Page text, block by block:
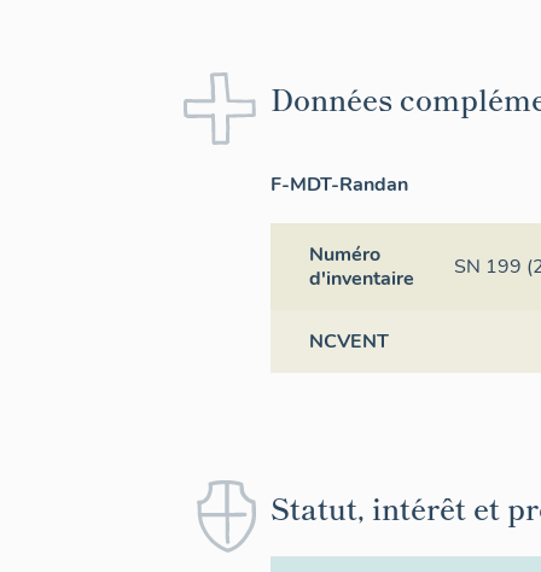
Données
F-MDT-Randan
Numéro
d'inventaire
SN 199
NCVENT
Statut, intérêt et